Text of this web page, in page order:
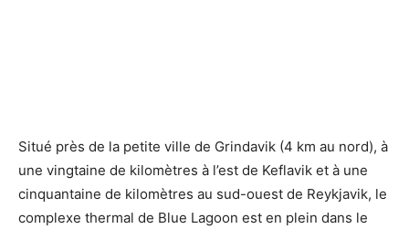
Situé près de la petite ville de Grindavik (4 km au nord), à
une vingtaine de kilomètres à l’est de Keflavik et à une
cinquantaine de kilomètres au sud-ouest de Reykjavik, le
complexe thermal de Blue Lagoon est en plein dans le